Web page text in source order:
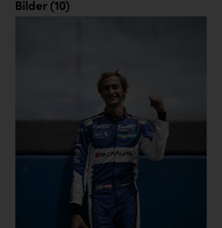
Bilder (10)